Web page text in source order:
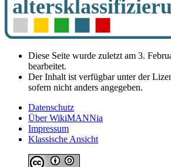
Diese Seite wurde zuletzt am 3.
bearbeitet.
Der Inhalt ist verfügbar unter der
sofern nicht anders angegeben.
Datenschutz
Über WikiMANNia
Impressum
Klassische Ansicht